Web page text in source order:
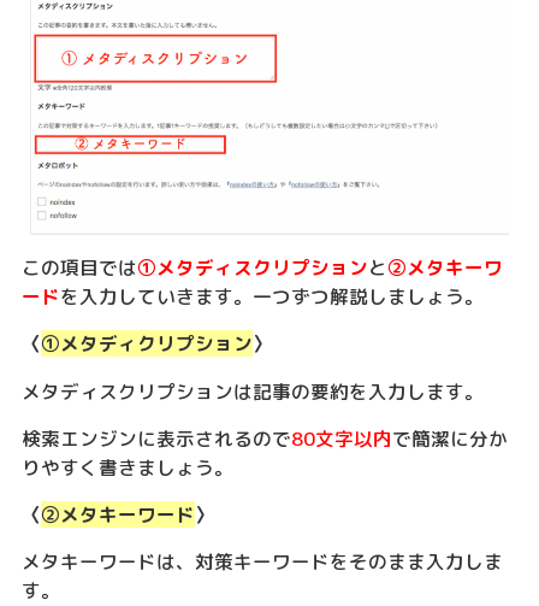
この項目では①メタディスクリプションと②メタキーワ
ードを入力していきます。一つずつ解説しましょう。
〈①メタディクリプション〉
メタディスクリプションは記事の要約を入力します。
検索エンジンに表示されるので80文字以内で簡潔に分か
りやすく書きましょう。
〈②メタキーワード〉
メタキーワードは、対策キーワードをそのまま入力しま
す。